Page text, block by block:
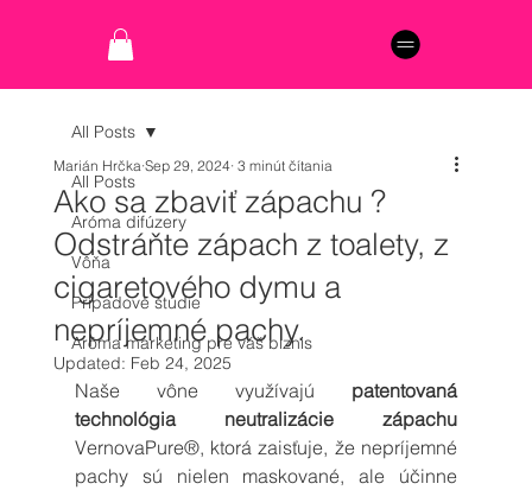
All Posts
Aróma difúzery
Vôňa
Prípadové štúdie
Aróma marketing pre váš biznis
All Posts
Ako sa zbaviť zápachu ?
Odstráňte zápach z toalety, z
cigaretového dymu a
nepríjemné pachy.
Marián Hrčka Sep 29, 2024 3 minút čítania
Updated: Feb 24, 2025
Naše vône využívajú patentovaná
VernovaPure®, ktorá zaisťuje, že nepríjemné
pachy sú nielen maskované, ale účinne